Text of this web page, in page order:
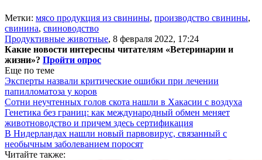
Метки: мясо продукция из свинины, производство свинины,
свинина, свиноводство
Продуктивные животные, 8 февраля 2022, 17:24
Какие новости интересны читателям «Ветеринарии и
жизни»? Пройти опрос
Еще по теме
Эксперты назвали критические ошибки при лечении
папилломатоза у коров
Сотни неучтенных голов скота нашли в Хакасии с воздуха
Генетика без границ: как международный обмен меняет
животноводство и причем здесь сертификация
В Нидерландах нашли новый парвовирус, связанный с
необычным заболеванием поросят
Читайте также: